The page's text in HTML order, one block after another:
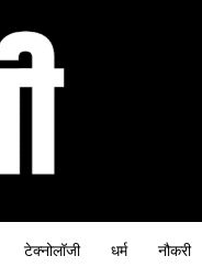
टेक्नोलॉजी धर्म नौकरी